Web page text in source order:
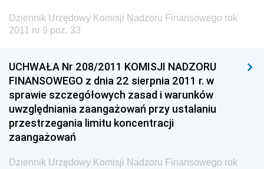
Dziennik Urzędowy Ministra Administracji i Cyfryzacji
Dziennik Urzędowy Ministra Nauki
Dziennik Urzędowy Ministra Przemysłu
Dziennik Urzędowy Ministra Finansów i Gospodarki
Dziennik Urzędowy Ministra do Spraw Unii
Europejskiej
Dziennik Urzędowy Agencji Wywiadu
Dziennik Urzędowy Komisji Nadzoru Finansowego rok
2011 nr 9 poz. 33
UCHWAŁA Nr 208/2011 KOMISJI NADZORU
FINANSOWEGO z dnia 22 sierpnia 2011 r. w
sprawie szczegółowych zasad i warunków
uwzględniania zaangażowań przy ustalaniu
przestrzegania limitu koncentracji
zaangażowań
Dziennik Urzędowy Komisji Nadzoru Finansowego rok